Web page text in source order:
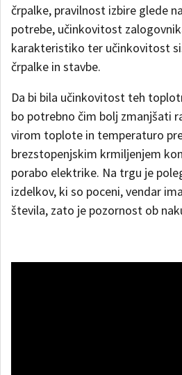
črpalke, pravilnost izbire glede
potrebe, učinkovitost
karakteristiko ter učinkovitost
črpalke in stavbe.
Da bi bila učinkovitost teh
bo potrebno čim bolj zmanjšati
virom toplote in temperaturo
brezstopenjskim krmiljenjem
porabo elektrike. Na trgu je
izdelkov, ki so poceni, vendar
števila, zato je pozornost ob